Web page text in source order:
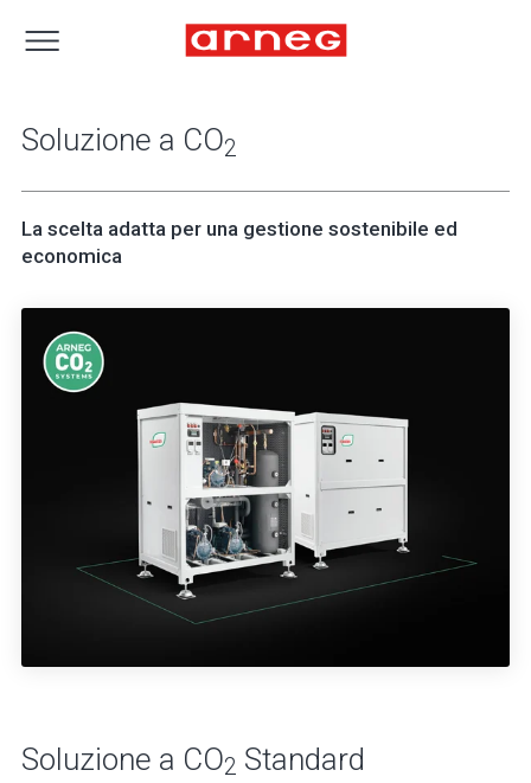
Soluzione a CO2
La scelta adatta per una gestione sostenibile ed
economica
Soluzione a CO2 Standard